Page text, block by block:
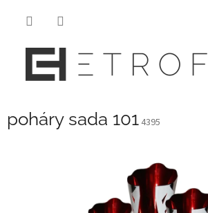
poháry sada 101 4395